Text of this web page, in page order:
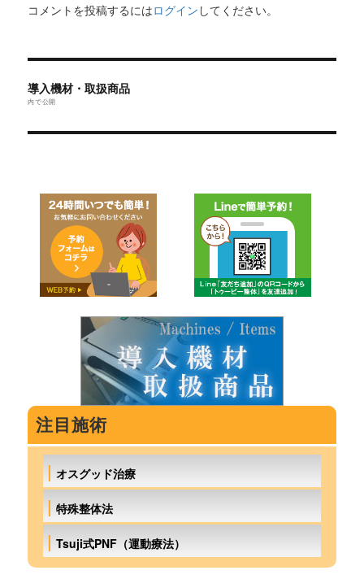
コメントを投稿するにはログイン してください。
稿
ナ
ー
シ
ョ
ン
導入機材・取扱商品
内で公開
注目施術
オスグッド治療
特殊整体法
Tsuji式PNF（運動療法）